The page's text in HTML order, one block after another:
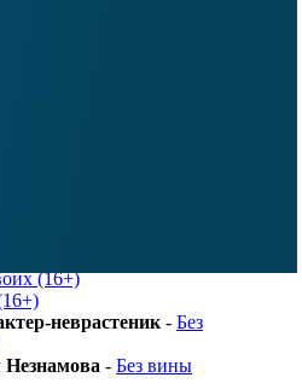
(16+)
неврастеник - Без
- Без вины